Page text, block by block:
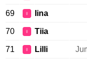
69 ♀ Iina
70 ♀ Tiia
71 ♀ Lilli